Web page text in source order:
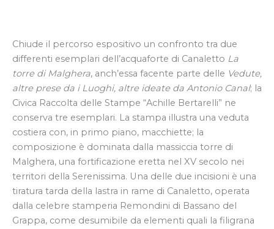
Chiude il percorso espositivo un confronto tra due
differenti esemplari dell’acquaforte di Canaletto La
torre di Malghera, anch’essa facente parte delle Vedute,
altre prese da i Luoghi, altre ideate da Antonio Canal; la
Civica Raccolta delle Stampe “Achille Bertarelli” ne
conserva tre esemplari. La stampa illustra una veduta
costiera con, in primo piano, macchiette; la
composizione è dominata dalla massiccia torre di
Malghera, una fortificazione eretta nel XV secolo nei
territori della Serenissima. Una delle due incisioni è una
tiratura tarda della lastra in rame di Canaletto, operata
dalla celebre stamperia Remondini di Bassano del
Grappa, come desumibile da elementi quali la filigrana